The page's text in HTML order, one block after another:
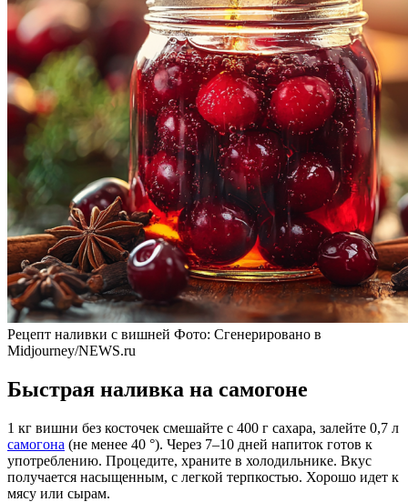
Рецепт наливки с вишней Фото: Сгенерировано в
Midjourney/NEWS.ru
Быстрая наливка на самогоне
1 кг вишни без косточек смешайте с 400 г сахара, залейте 0,7 л
самогона (не менее 40 °). Через 7–10 дней напиток готов к
употреблению. Процедите, храните в холодильнике. Вкус
получается насыщенным, с легкой терпкостью. Хорошо идет к
мясу или сырам.